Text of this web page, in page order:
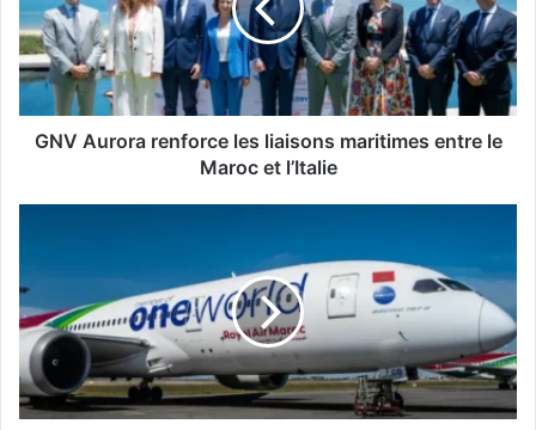
liaisons
maritimes
entre
le
Maroc
GNV Aurora renforce les liaisons maritimes entre le
Maroc et l’Italie
les
vols
Royal
Air
Maroc
vers